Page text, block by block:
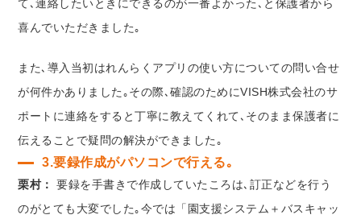
て､連絡したいときにできるのが一番よかった､と保護者から
喜んでいただきました｡
また､導入当初はれんらくアプリの使い方についての問い合せ
が何件かありました｡その際､確認のためにVISH株式会社のサ
ポートに連絡をすると丁寧に教えてくれて､そのまま保護者に
伝えることで疑問の解決ができました｡
3.要録作成がパソコンで行える｡
栗村：要録を手書きで作成していたころは､訂正などを行う
のがとても大変でした｡今では「園支援システム＋バスキャッ